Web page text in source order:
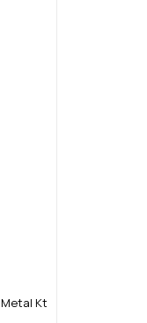
Metal Kt